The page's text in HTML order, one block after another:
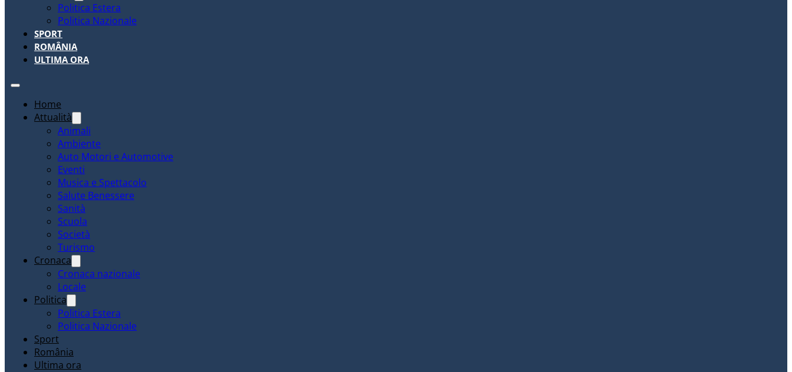
Politica Estera
Politica Nazionale
SPORT
ROMÂNIA
ULTIMA ORA
Home
Attualità
Animali
Ambiente
Auto Motori e Automotive
Eventi
Musica e Spettacolo
Salute Benessere
Sanità
Scuola
Società
Turismo
Cronaca
Cronaca nazionale
Locale
Politica
Politica Estera
Politica Nazionale
Sport
România
Ultima ora